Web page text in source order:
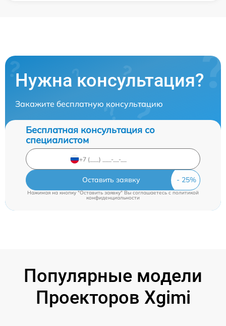
Нужна консультация?
Закажите бесплатную консультацию
Бесплатная консультация со
специалистом
Оставить заявку
Нажимая на кнопку "Оставить заявку" Вы соглашаетесь c политикой
конфиденциальности
Популярные модели
Проекторов Xgimi